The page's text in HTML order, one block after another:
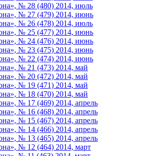
№ 28 (480) 2014, июль
№ 27 (479) 2014, июнь
№ 26 (478) 2014, июль
№ 25 (477) 2014, июнь
№ 24 (476) 2014, июнь
№ 23 (475) 2014, июнь
№ 22 (474) 2014, июнь
№ 21 (473) 2014, май
№ 20 (472) 2014, май
№ 19 (471) 2014, май
№ 18 (470) 2014, май
№ 17 (469) 2014, апрель
№ 16 (468) 2014, апрель
№ 15 (467) 2014, апрель
№ 14 (466) 2014, апрель
№ 13 (465) 2014, апрель
№ 12 (464) 2014, март